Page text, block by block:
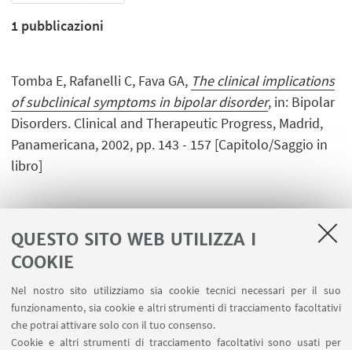
QUESTO SITO WEB UTILIZZA I
COOKIE
Nel nostro sito utilizziamo sia cookie tecnici necessari per il suo
funzionamento, sia cookie e altri strumenti di tracciamento facoltativi
che potrai attivare solo con il tuo consenso.
Cookie e altri strumenti di tracciamento facoltativi sono usati per
1 pubblicazioni
Tomba E, Rafanelli C, Fava GA, The clinical implications
of subclinical symptoms in bipolar disorder, in: Bipolar
Disorders. Clinical and Therapeutic Progress, Madrid,
Panamericana, 2002, pp. 143 - 157 [Capitolo/Saggio in
libro]
Area riservata - Spazi virtuali
Contatti